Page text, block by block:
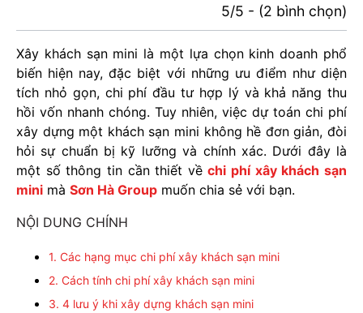
5/5 - (2 bình chọn)
Xây khách sạn mini là một lựa chọn kinh doanh phổ
biến hiện nay, đặc biệt với những ưu điểm như diện
tích nhỏ gọn, chi phí đầu tư hợp lý và khả năng thu
hồi vốn nhanh chóng. Tuy nhiên, việc dự toán chi phí
xây dựng một khách sạn mini không hề đơn giản, đòi
hỏi sự chuẩn bị kỹ lưỡng và chính xác. Dưới đây là
một số thông tin cần thiết vềchi phí xây khách sạn
mini mà Sơn Hà Group muốn chia sẻ với bạn.
NỘI DUNG CHÍNH
1. Các hạng mục chi phí xây khách sạn mini
2. Cách tính chi phí xây khách sạn mini
3. 4 lưu ý khi xây dựng khách sạn mini